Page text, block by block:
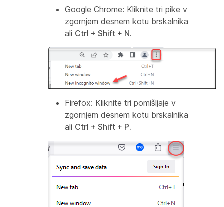
Google Chrome: Kliknite tri pike v
zgornjem desnem kotu brskalnika
ali Ctrl + Shift + N.
Firefox: Kliknite tri pomišljaje v
zgornjem desnem kotu brskalnika
ali Ctrl + Shift + P.